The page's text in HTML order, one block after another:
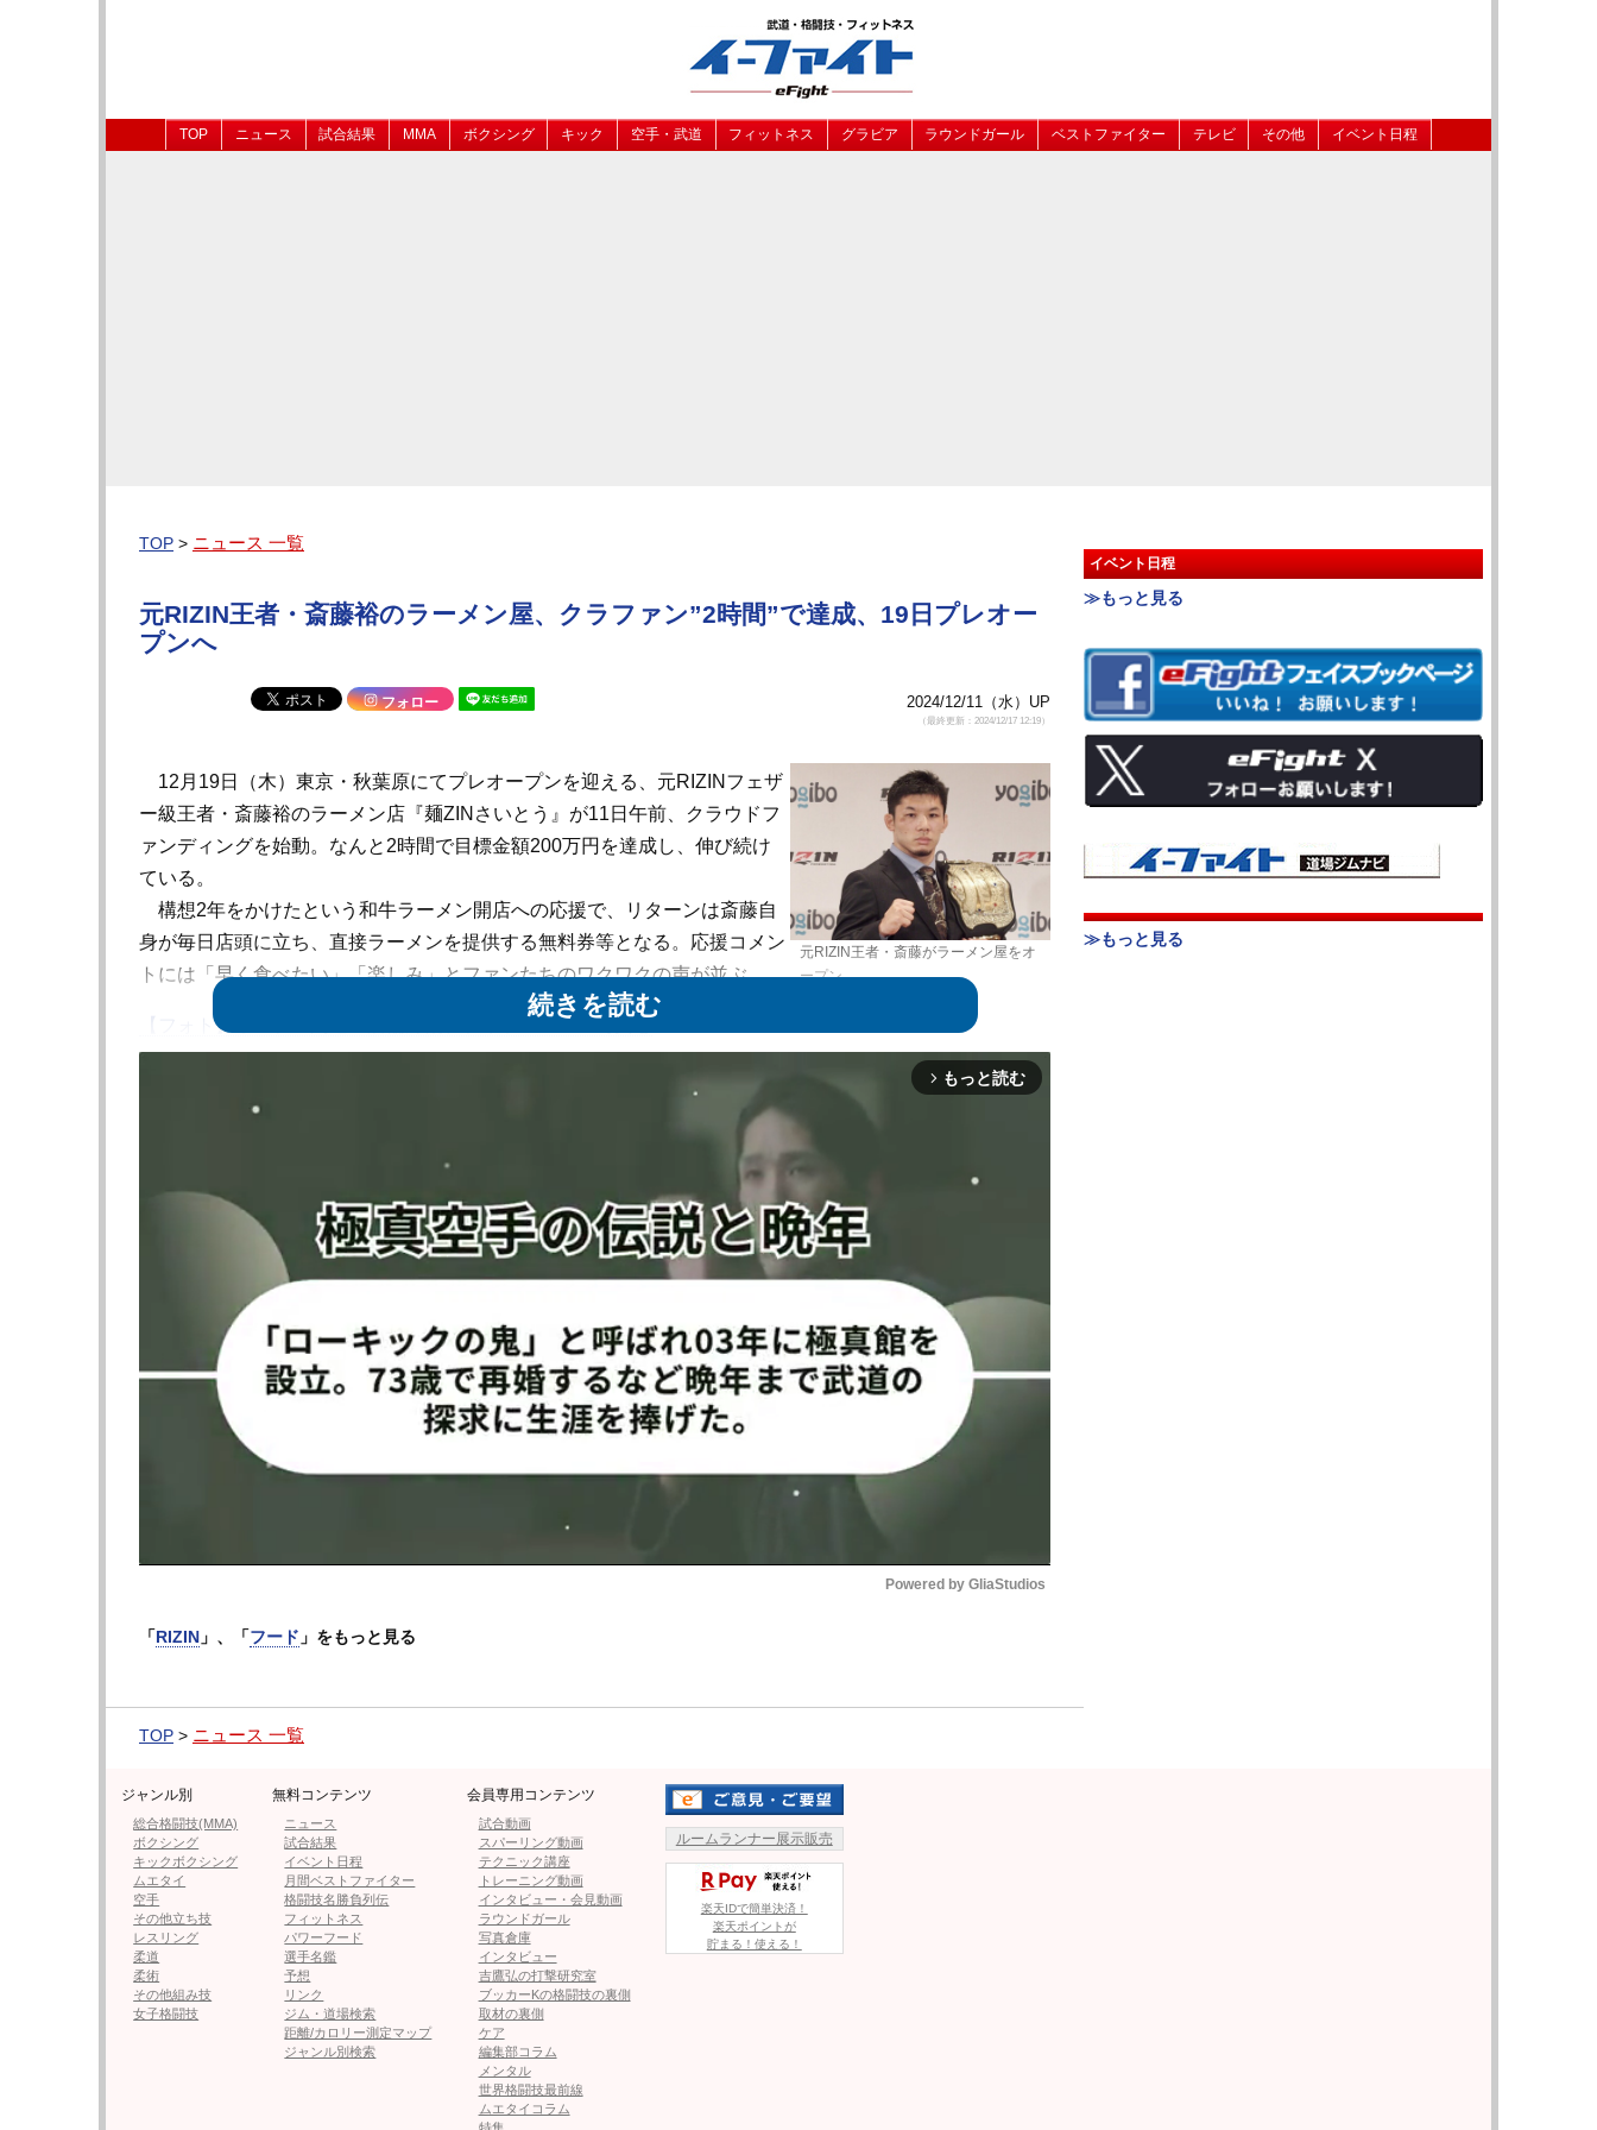
TOP ニュース 試合結果 MMA ボクシング キック 空手・武道 フィットネス グラビア ラウンドガール ベストファイター テレビ その他 イベント日程
TOP > ニュース 一覧
元RIZIN王者・斎藤裕のラーメン屋、クラファン”2時間”で達成、19日プレオー
プンへ
フォロー 2024/12/11（水）UP
（最終更新：2024/12/17 12:19）
元RIZIN王者・斎藤がラーメン屋をオ
ープン
12月19日（木）東京・秋葉原にてプレオープンを迎える、元RIZINフェザ
ー級王者・斎藤裕のラーメン店『麺ZINさいとう』が11日午前、クラウドフ
ァンディングを始動。なんと2時間で目標金額200万円を達成し、伸び続け
ている。
構想2年をかけたという和牛ラーメン開店への応援で、リターンは斎藤自
身が毎日店頭に立ち、直接ラーメンを提供する無料券等となる。応援コメン
トには「早く食べたい」「楽しみ」とファンたちのワクワクの声が並ぶ。
【フォト】オープン間近の店舗外観、和牛ラーメンの写真も
斎藤は「心の栄養」とトレーニングの合間に、ラーメンを愛好。2年ほど前からはたびたびYouTubeでも
ラーメン店食べ歩きやラーメン屋1日店長等の動画を投稿し、ファンの間では”斎藤裕といえばラーメン”と
厨房に立つ斎藤 （Makuake 斎藤裕
のクラウドファウンディングページ
海外滞在中に日本食の素晴らしさを改めて知ったという斎藤は、日本が誇
る和牛を使用したラーメンを作れないかと考え、和牛で出汁をとったスープ
を試行。「構想2年、試作300杯」のオリジナルラーメンが完成し、店舗を
出す運びとなった。
看板メニューは「和牛白湯タンメン」、25年中には「和牛まぜそば」も予
定されている。11月末には、ライバル朝倉未来も店舗を訪れると試食し「マ
ジで美味いっすよ」と舌鼓を打っていた。
斎藤は「格闘家のセカンドキャリア構築を体現し、いずれはプロ格闘家を
目指す若者を応援したい」と意気込んでいる。
クラウドファンディングは90日のサクセス設定も、わずか2時間で目標金額の200万円を突破。プレオー
記者はオープン前の現地に行ってみたが、まだ前の店舗の看板がかかっていた。しかし東京メトロ秋葉
なチャレンジに注目だ。
◆【クラウドファンディングサイト】初代RIZINフェザー級王者、斎藤裕が贈る究極の和牛ラーメン！「麺
ZIN」始動
・『麺ZINさいとう』千代田区神田佐久間町3-1 森本ビル 1f ※グランドオープン後の営業日時は追って告
知
次のページは【フォト】オープン間近の店舗外観、和牛ラーメンの写真も
1 2
≪ 前のページへ
arrow_forward_ios もっと読む
Powered by GliaStudios
「RIZIN 」、「フード 」をもっと見る
TOP > ニュース 一覧
イベント日程
≫もっと見る
≫もっと見る
ジャンル別
総合格闘技(MMA)
ボクシング
キックボクシング
ムエタイ
空手
その他立ち技
レスリング
柔道
柔術
その他組み技
女子格闘技
無料コンテンツ
ニュース
試合結果
イベント日程
月間ベストファイター
格闘技名勝負列伝
フィットネス
パワーフード
選手名鑑
予想
リンク
ジム・道場検索
距離/カロリー測定マップ
ジャンル別検索
会員専用コンテンツ
試合動画
スパーリング動画
テクニック講座
トレーニング動画
インタビュー・会見動画
ラウンドガール
写真倉庫
インタビュー
吉鷹弘の打撃研究室
ブッカーKの格闘技の裏側
取材の裏側
ケア
編集部コラム
メンタル
世界格闘技最前線
ムエタイコラム
ルームランナー展示販売
楽天IDで簡単決済！
楽天ポイントが
貯まる！使える！